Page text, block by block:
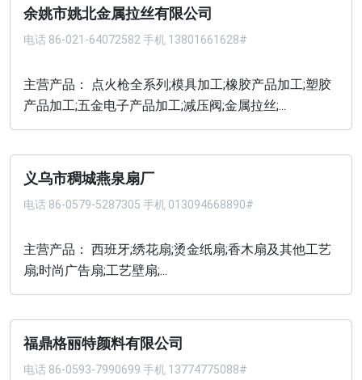
余姚市姚北金属拉丝有限公司
电话 86-021-64072582 手机 13801661628#
主营产品： 点火枪全系列;模具加工;橡胶产品加工;塑胶
产品加工;五金电子产品加工;减压阀;金属拉丝;...
义乌市稠城燕泉扇厂
电话 86-0579-5287305 手机 013094668890#
主营产品： 西班牙;绣花扇;烫金纸扇;香木扇及其他工艺
扇;时尚广告扇;工艺壁扇;...
福鼎格丽特颜料有限公司
电话 86-0593-7990699 手机 13774775088#